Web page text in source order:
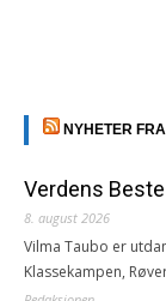
NYHETER
Verdens
8. august 2026
Vilma Taubo er
Klassekampen,